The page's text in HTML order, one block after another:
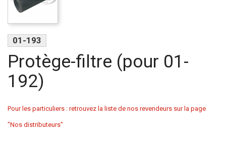
01-193
Protège-filtre (pour 01-
192)
Pour les particuliers : retrouvez la liste de nos revendeurs sur la page
"Nos distributeurs"